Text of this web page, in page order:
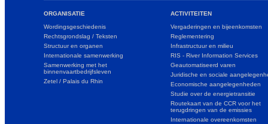
ORGANISATIE
Wordingsgeschiedenis
Rechtsgrondslag / Teksten
Structuur en organen
Internationale samenwerking
Samenwerking met het
binnenvaartbedrijfsleven
Zetel / Palais du Rhin
ACTIVITEITEN
Vergaderingen en bijeenkomsten
Reglementering
Infrastructuur en milieu
RIS - River Information Services
Geautomatiseerd varen
Juridische en sociale
Economische aangelegenheden
Studie over de energietransitie
Routekaart van de CCR voor het
terugdringen van de emissies
Internationale overeenkomsten